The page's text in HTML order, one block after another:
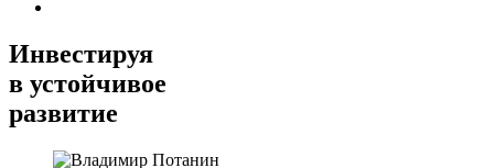
Инвестируя
в устойчивое
развитие